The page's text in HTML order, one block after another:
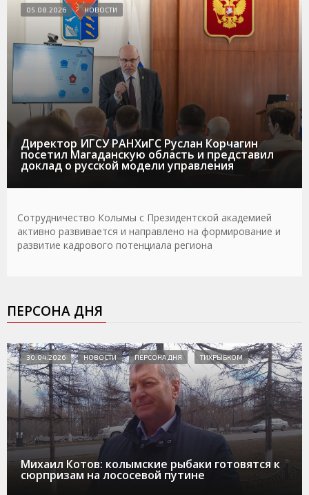
Директор ИГСУ РАНХиГС Руслан Корчагин
посетил Магаданскую область и представил
доклад о русской модели управления
05.08.2026 НОВОСТИ
Сотрудничество Колымы с Президентской академией
активно развивается и направлено на формирование и
развитие кадрового потенциала региона
ПЕРСОНА ДНЯ
Михаил Котов: колымские рыбаки готовятся к
сюрпризам на лососевой путине
30.04.2026 НОВОСТИ ПЕРСОНА ДНЯ ТИХРЫБКОМ